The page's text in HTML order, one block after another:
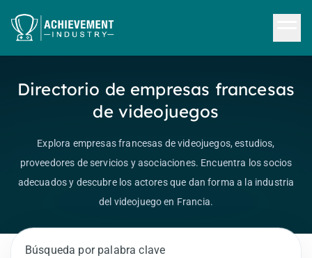
Directorio de empresas francesas
de videojuegos
Explora empresas francesas de videojuegos, estudios,
proveedores de servicios y asociaciones. Encuentra los socios
adecuados y descubre los actores que dan forma a la industria
del videojuego en Francia.
Búsqueda por palabra clave